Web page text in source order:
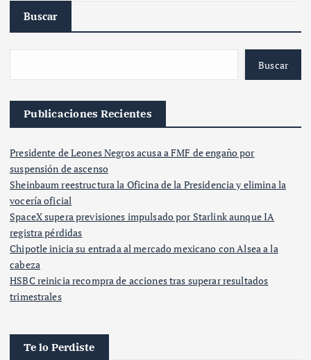
Buscar
Buscar
Publicaciones Recientes
Presidente de Leones Negros acusa a FMF de engaño por
suspensión de ascenso
Sheinbaum reestructura la Oficina de la Presidencia y elimina la
vocería oficial
SpaceX supera previsiones impulsado por Starlink aunque IA
registra pérdidas
Chipotle inicia su entrada al mercado mexicano con Alsea a la
cabeza
HSBC reinicia recompra de acciones tras superar resultados
trimestrales
Te lo Perdiste